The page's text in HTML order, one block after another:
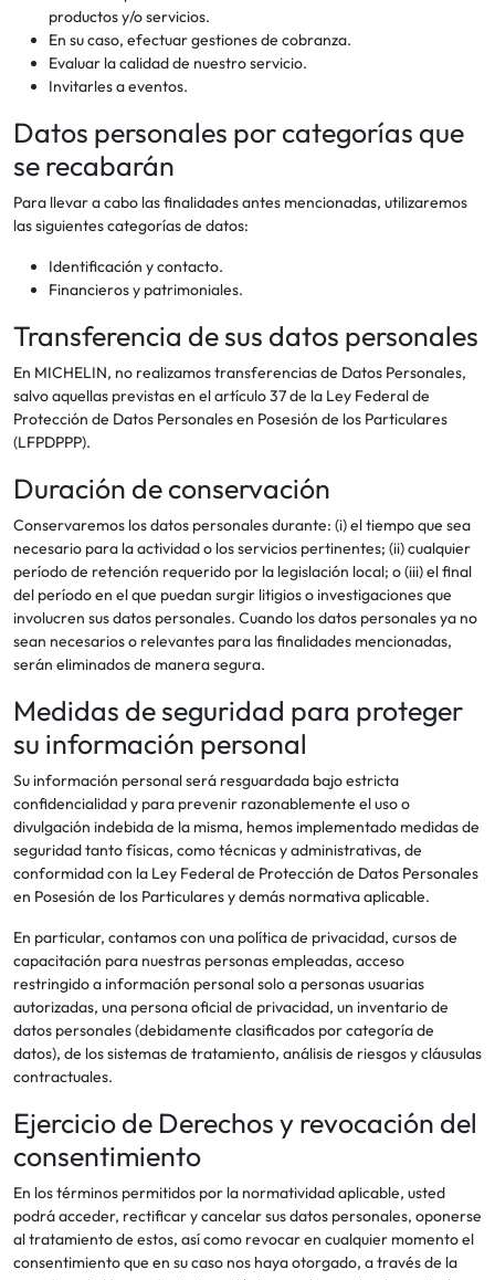
productos y/o servicios.
En su caso, efectuar gestiones de cobranza.
Evaluar la calidad de nuestro servicio.
Invitarles a eventos.
Datos personales por categorías que
se recabarán
Para llevar a cabo las finalidades antes mencionadas, utilizaremos
las siguientes categorías de datos:
Identificación y contacto.
Financieros y patrimoniales.
Transferencia de sus datos personales
En MICHELIN, no realizamos transferencias de Datos Personales,
salvo aquellas previstas en el artículo 37 de la Ley Federal de
Protección de Datos Personales en Posesión de los Particulares
(LFPDPPP).
Duración de conservación
Conservaremos los datos personales durante: (i) el tiempo que sea
necesario para la actividad o los servicios pertinentes; (ii) cualquier
período de retención requerido por la legislación local; o (iii) el final
del período en el que puedan surgir litigios o investigaciones que
involucren sus datos personales. Cuando los datos personales ya no
sean necesarios o relevantes para las finalidades mencionadas,
serán eliminados de manera segura.
Medidas de seguridad para proteger
su información personal
Su información personal será resguardada bajo estricta
confidencialidad y para prevenir razonablemente el uso o
divulgación indebida de la misma, hemos implementado medidas de
seguridad tanto físicas, como técnicas y administrativas, de
conformidad con la Ley Federal de Protección de Datos Personales
en Posesión de los Particulares y demás normativa aplicable.
En particular, contamos con una política de privacidad, cursos de
capacitación para nuestras personas empleadas, acceso
restringido a información personal solo a personas usuarias
autorizadas, una persona oficial de privacidad, un inventario de
datos personales (debidamente clasificados por categoría de
datos), de los sistemas de tratamiento, análisis de riesgos y cláusulas
contractuales.
Ejercicio de Derechos y revocación del
consentimiento
En los términos permitidos por la normatividad aplicable, usted
podrá acceder, rectificar y cancelar sus datos personales, oponerse
al tratamiento de estos, así como revocar en cualquier momento el
consentimiento que en su caso nos haya otorgado, a través de la